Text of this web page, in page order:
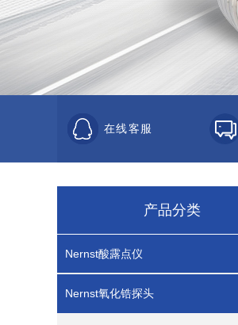
在线客服
产品分类
Nernst酸露点仪
Nernst氧化锆探头